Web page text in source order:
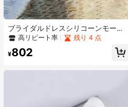
4.87 81 フォロワー
81 フォロワー
ブライダルドレスシリコーンモール
ド - アロマキャンドル、石鹸、ワッ
クス、レジンキャスティング、ハン
ドメイド石鹸 - グミ、ポリマークレ
から選択可能、ユニークなギフト、
高リピート率 残り 4 点
¥802